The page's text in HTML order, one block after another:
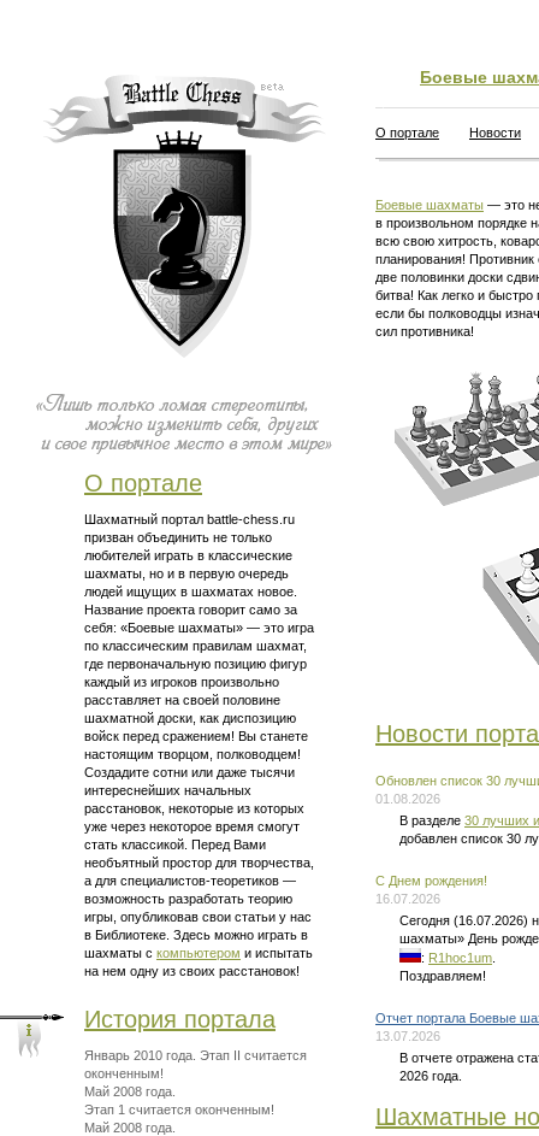
О портале
Шахматный портал battle-chess.ru
призван объединить не только
любителей играть в классические
шахматы, но и в первую очередь
людей ищущих в шахматах новое.
Название проекта говорит само за
себя: «Боевые шахматы» — это игра
по классическим правилам шахмат,
где первоначальную позицию фигур
каждый из игроков произвольно
расставляет на своей половине
шахматной доски, как диспозицию
войск перед сражением! Вы станете
настоящим творцом, полководцем!
Создадите сотни или даже тысячи
интереснейших начальных
расстановок, некоторые из которых
уже через некоторое время смогут
стать классикой. Перед Вами
необъятный простор для творчества,
а для специалистов-теоретиков —
возможность разработать теорию
игры, опубликовав свои статьи у нас
в Библиотеке. Здесь можно играть в
шахматы с компьютером и испытать
на нем одну из своих расстановок!
История портала
Январь 2010 года. Этап II считается
оконченным!
Май 2008 года.
Этап 1 считается оконченным!
Май 2008 года.
Боевые
О портале Новости
Боевые шахматы — это
в произвольном порядке
всю свою хитрость,
планирования!
две половинки доски
битва! Как легко и
если бы полководцы
сил противника!
Новости
Обновлен список 30
01.08.2026
В разделе 30 лучших
добавлен список 30
C Днем рождения!
16.07.2026
Сегодня (16.07.2026)
шахматы» День
: R1hoc1um
Поздравляем!
Отчет портала Боевые
13.07.2026
В отчете отражена
2026 года.
Шахматные